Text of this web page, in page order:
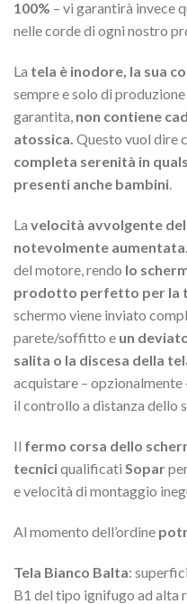
100% – vi garantirà invece
nelle corde di ogni nostro
La tela è inodore, la sua
sempre e solo di
garantita, non contiene
atossica. Questo vuol dire
completa serenità in
presenti anche bambini
La velocità avvolgente
notevolmente aumentata
del motore, rendo lo
prodotto perfetto per la
schermo viene inviato
parete/soffitto e un
salita o la discesa della
acquistare – opzionalmente
il controllo a distanza dello
Il fermo corsa dello
tecniciqualificati Sopar
e velocità di montaggio
Al momento dell’ordine
Tela Bianco Balta:
B1 del tipo ignifugo ad alta